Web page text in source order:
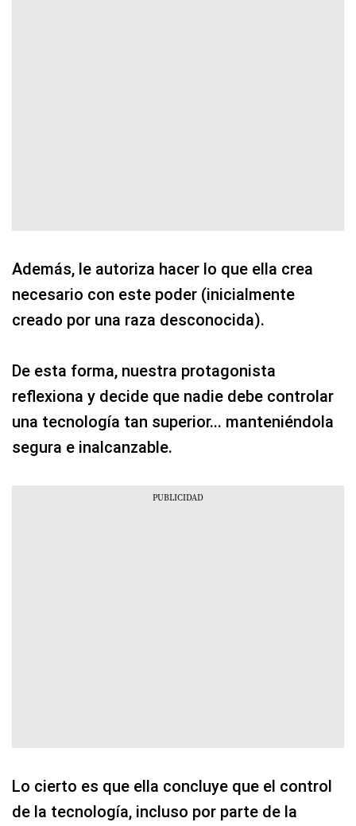
Además, le autoriza hacer lo que ella crea
necesario con este poder (inicialmente
creado por una raza desconocida).
De esta forma, nuestra protagonista
reflexiona y decide que nadie debe controlar
una tecnología tan superior... manteniéndola
segura e inalcanzable.
Lo cierto es que ella concluye que el control
de la tecnología, incluso por parte de la